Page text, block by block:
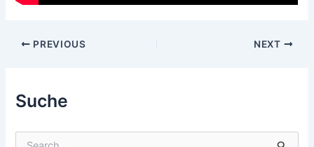
Suche
Post
PREVIOUS NEXT